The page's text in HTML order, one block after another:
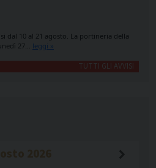
dal 10 al 21 agosto. La portineria della
27… leggi »
TUTTI GLI AVVISI